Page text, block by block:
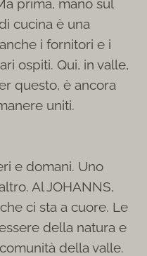
prima, mano sul
cucina è una
i fornitori e i
ospiti. Qui, in valle,
questo, è ancora
uniti.
e domani. Uno
Al JOHANNS,
ci sta a cuore. Le
della natura e
della valle.